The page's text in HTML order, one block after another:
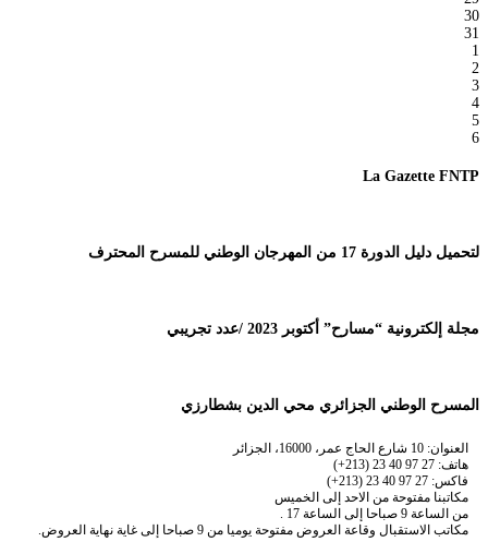
30
31
1
2
3
4
5
6
La Gazette FNTP
لتحميل دليل الدورة 17 من المهرجان الوطني للمسرح المحترف
مجلة إلكترونية “مسارح” أكتوبر 2023 /عدد تجريبي
المسرح الوطني الجزائري محي الدين بشطارزي
العنوان: 10 شارع الحاج عمر، 16000، الجزائر
هاتف: 27 97 40 23 (213+)
فاكس: 27 97 40 23 (213+)
مكاتبنا مفتوحة من الاحد إلى الخميس
من الساعة 9 صباحا إلى الساعة 17 .
مكاتب الاستقبال وقاعة العروض مفتوحة يوميا من 9 صباحا إلى غاية نهاية العروض.